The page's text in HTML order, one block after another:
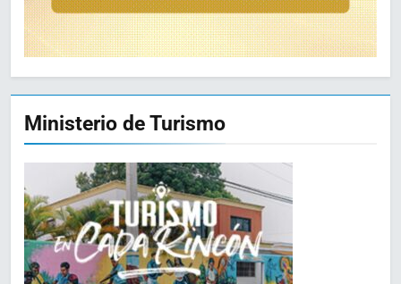
Ministerio de Turismo